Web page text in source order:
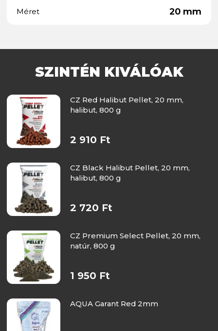
Méret 20 mm
SZINTÉN KIVÁLÓAK
CZ Red Halibut Pellet, 20 mm,
halibut, 800 g
2 910 Ft
CZ Black Halibut Pellet, 20 mm,
halibut, 800 g
2 720 Ft
CZ Premium Select Pellet, 20 mm,
natúr, 800 g
1 950 Ft
AQUA Garant Red 2mm